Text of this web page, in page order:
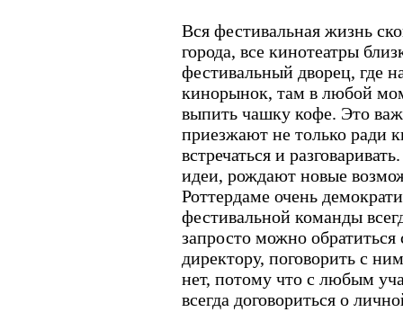
Вся фестивальная жизнь
города, все кинотеатры
фестивальный дворец, где
кинорынок, там в любой
выпить чашку кофе. Это
приезжают не только ради
встречаться и
идеи, рождают новые
Роттердаме очень
фестивальной команды
запросто можно
директору, поговорить с
нет, потому что с любым
всегда договориться о